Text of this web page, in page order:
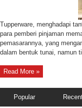
Tupperware, menghadapi
para pemberi pinjaman
pemasarannya, yang
dalam bentuk tunai, namun
Read More »
Popular